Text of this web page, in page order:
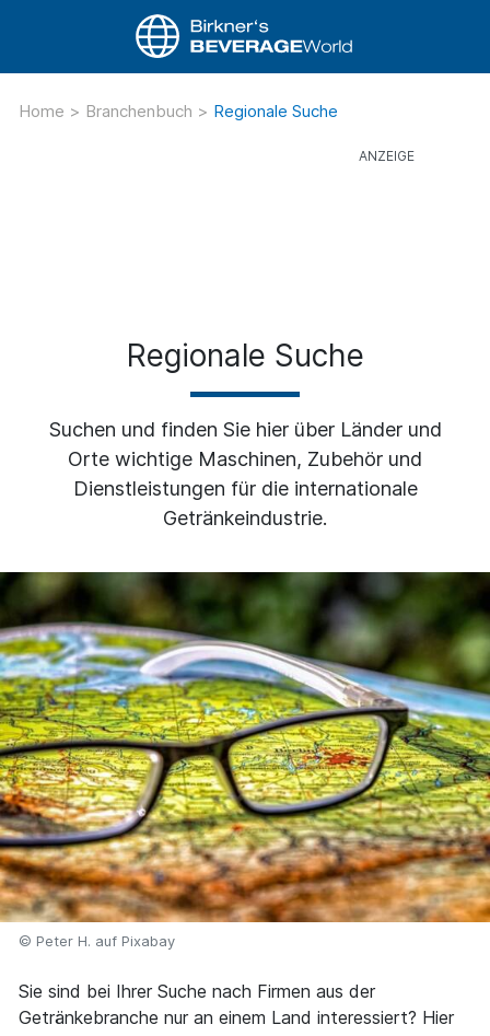
Home > Branchenbuch > Regionale Suche
Regionale Suche
Suchen und finden Sie hier über Länder und
Orte wichtige Maschinen, Zubehör und
Dienstleistungen für die internationale
Getränkeindustrie.
© Peter H. auf Pixabay
Sie sind bei Ihrer Suche nach Firmen aus der
Getränkebranche nur an einem Land interessiert? Hier